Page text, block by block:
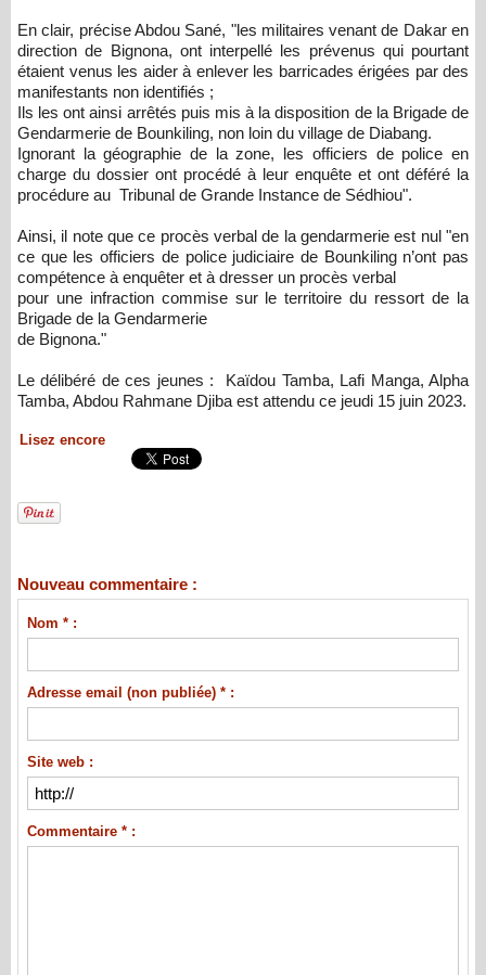
En clair, précise Abdou Sané, "les militaires venant de Dakar en
direction de Bignona, ont interpellé les prévenus qui pourtant
étaient venus les aider à enlever les barricades érigées par des
manifestants non identifiés ;
Ils les ont ainsi arrêtés puis mis à la disposition de la Brigade de
Gendarmerie de Bounkiling, non loin du village de Diabang.
Ignorant la géographie de la zone, les officiers de police en
charge du dossier ont procédé à leur enquête et ont déféré la
procédure au Tribunal de Grande Instance de Sédhiou".
Ainsi, il note que ce procès verbal de la gendarmerie est nul "en
ce que les officiers de police judiciaire de Bounkiling n’ont pas
compétence à enquêter et à dresser un procès verbal
pour une infraction commise sur le territoire du ressort de la
Brigade de la Gendarmerie
de Bignona."
Le délibéré de ces jeunes : Kaïdou Tamba, Lafi Manga, Alpha
Tamba, Abdou Rahmane Djiba est attendu ce jeudi 15 juin 2023.
Lisez encore
Nouveau commentaire :
Nom * :
Adresse email (non publiée) * :
Site web :
Commentaire * :